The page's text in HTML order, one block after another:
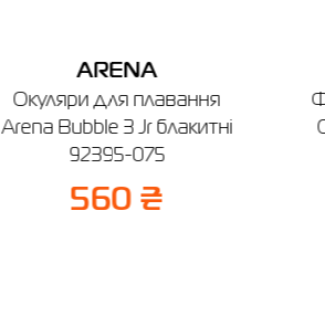
🔸
м.
ARENA
Окуляри для плавання
Arena Bubble 3 Jr блакитні
92395-075
560 ₴